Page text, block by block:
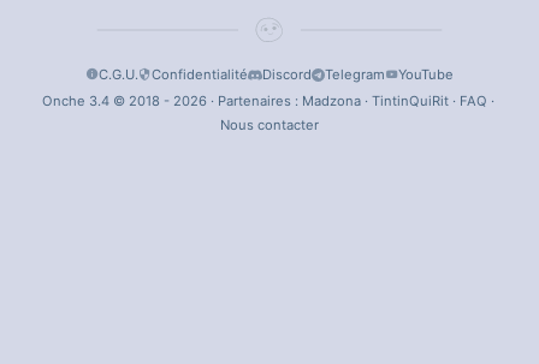
C.G.U. Confidentialité Discord Telegram
YouTube
Onche 3.4 © 2018 - 2026 · Partenaires : Madzona· TintinQuiRit· FAQ ·
Nous contacter